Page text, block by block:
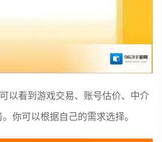
以看到游戏交易、账号估价、中介
你可以根据自己的需求选择。